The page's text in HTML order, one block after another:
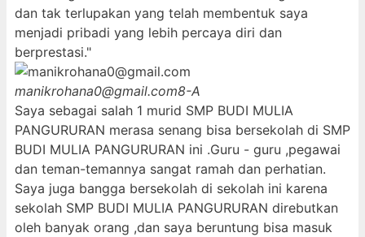
dan tak terlupakan yang telah membentuk saya
menjadi pribadi yang lebih percaya diri dan
berprestasi."
manikrohana0@gmail.com8-A
Saya sebagai salah 1 murid SMP BUDI MULIA
PANGURURAN merasa senang bisa bersekolah di SMP
BUDI MULIA PANGURURAN ini .Guru - guru ,pegawai
dan teman-temannya sangat ramah dan perhatian.
Saya juga bangga bersekolah di sekolah ini karena
sekolah SMP BUDI MULIA PANGURURAN direbutkan
oleh banyak orang ,dan saya beruntung bisa masuk